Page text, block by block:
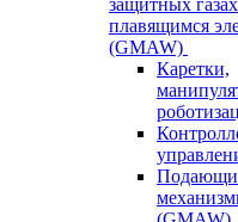
защитных газах
плавящимся
(GMAW)
Каретки,